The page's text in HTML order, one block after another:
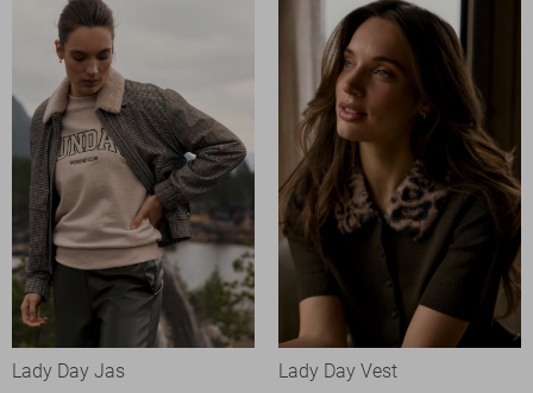
Lady Day Jas
Lady Day Vest